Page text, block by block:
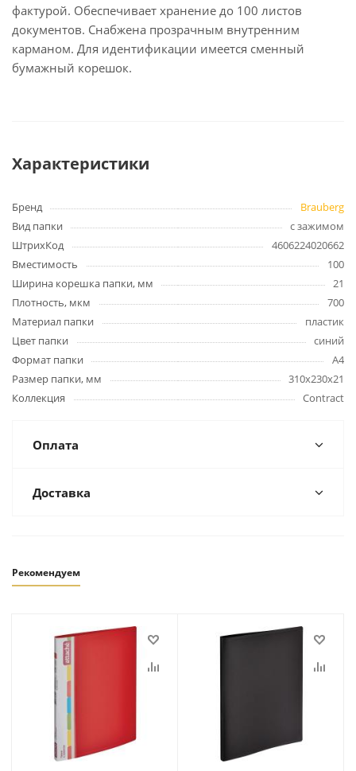
фактурой. Обеспечивает хранение до 100 листов
документов. Снабжена прозрачным внутренним
карманом. Для идентификации имеется сменный
бумажный корешок.
Характеристики
Бренд
Brauberg
Вид папки
с зажимом
ШтрихКод
4606224020662
Вместимость
100
Ширина корешка папки, мм
21
Плотность, мкм
700
Материал папки
пластик
Цвет папки
синий
Формат папки
А4
Размер папки, мм
310х230х21
Коллекция
Contract
Оплата
Доставка
Рекомендуем